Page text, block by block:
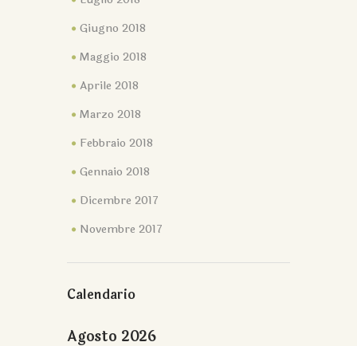
Giugno 2018
Maggio 2018
Aprile 2018
Marzo 2018
Febbraio 2018
Gennaio 2018
Dicembre 2017
Novembre 2017
Calendario
Agosto 2026